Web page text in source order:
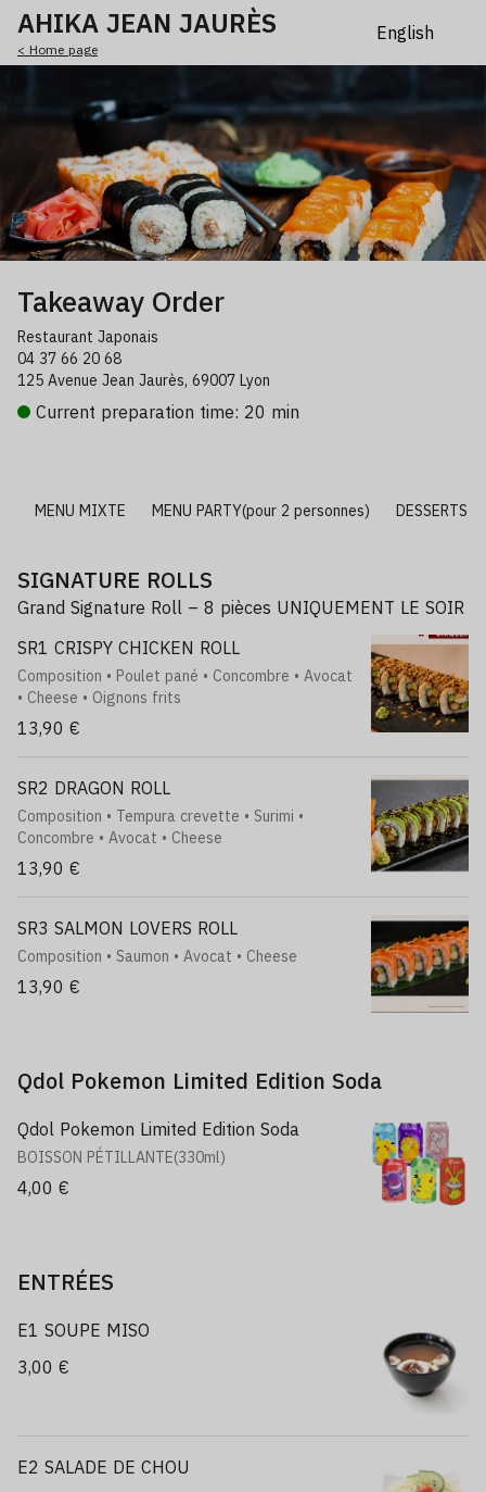
AHIKA JEAN JAURÈS
< Home page
Takeaway Order
Restaurant Japonais
04 37 66 20 68
125 Avenue Jean Jaurès, 69007 Lyon
Current preparation time: 20 min
MENU MIXTE MENU PARTY(pour 2 personnes) DESSERTS
SIGNATURE ROLLS
Grand Signature Roll – 8 pièces UNIQUEMENT LE SOIR
SR1 CRISPY CHICKEN ROLL
Composition • Poulet pané • Concombre • Avocat
• Cheese • Oignons frits
13,90 €
SR2 DRAGON ROLL
Composition • Tempura crevette • Surimi •
Concombre • Avocat • Cheese
13,90 €
SR3 SALMON LOVERS ROLL
Composition • Saumon • Avocat • Cheese
13,90 €
Qdol Pokemon Limited Edition Soda
Qdol Pokemon Limited Edition Soda
BOISSON PÉTILLANTE(330ml)
4,00 €
ENTRÉES
E1 SOUPE MISO
3,00 €
E2 SALADE DE CHOU